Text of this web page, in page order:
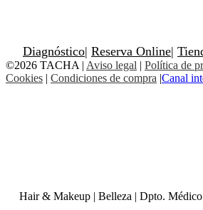
Diagnóstico| Reserva Online|
©2026 TACHA | Aviso legal | Política de
Cookies | Condiciones de compra |Canal
Hair & Makeup | Belleza | Dpto. Médico